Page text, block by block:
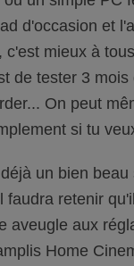
d'occasion et
c'est mieux à
de tester 3 mois
On peut
si tu
un bien beau
faudra retenir
aveugle aux
Home